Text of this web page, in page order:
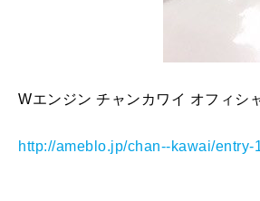
Wエンジン チャンカワイ オフィシ
http://ameblo.jp/chan--kawai/entry-